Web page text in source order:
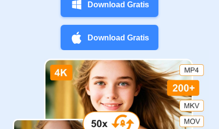
Download Gratis
Download Gratis